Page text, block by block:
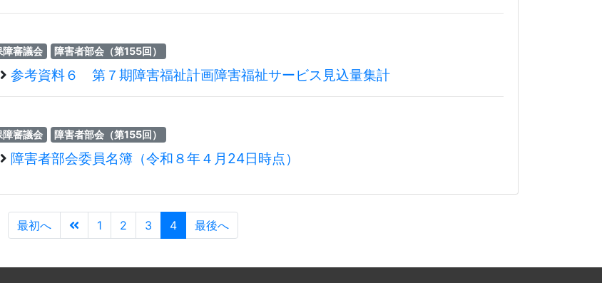
障審議会 障害者部会（第155回）
参考資料６ 第７期障害福祉計画障害福祉サービス見込量集計
障審議会 障害者部会（第155回）
障害者部会委員名簿（令和８年４月24日時点）
最初へ 1 2 3 4 最後へ